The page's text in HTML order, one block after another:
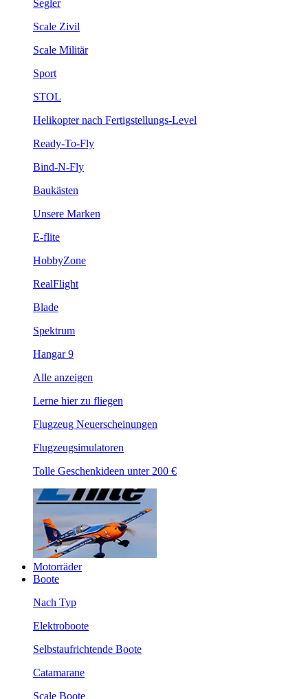
Segler
Scale Zivil
Scale Militär
Sport
STOL
Helikopter nach Fertigstellungs-Level
Ready-To-Fly
Bind-N-Fly
Baukästen
Unsere Marken
E-flite
HobbyZone
RealFlight
Blade
Spektrum
Hangar 9
Alle anzeigen
Lerne hier zu fliegen
Flugzeug Neuerscheinungen
Flugzeugsimulatoren
Tolle Geschenkideen unter 200 €
Motorräder
Boote
Nach Typ
Elektroboote
Selbstaufrichtende Boote
Catamarane
Scale Boote